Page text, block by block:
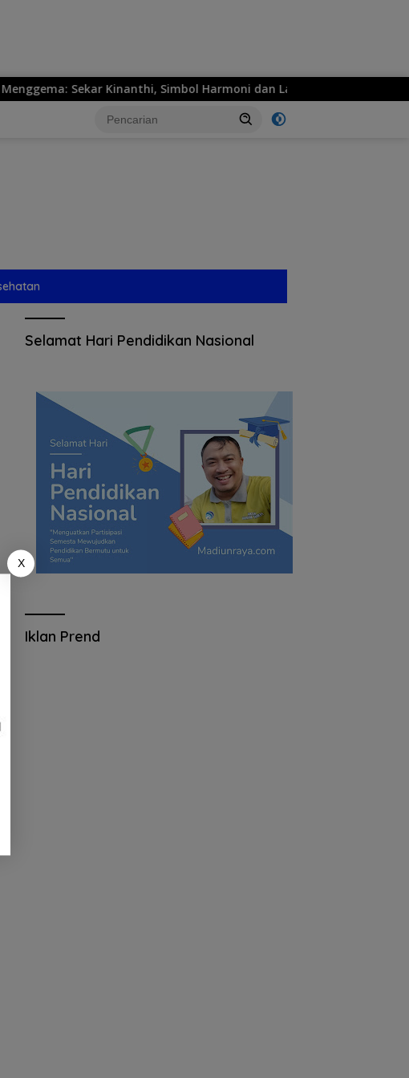
Sekar Kinanthi, Simbol Harmoni dan Langkah Maju
Selamat Hari Pendidikan Nasional
Iklan Prend
X